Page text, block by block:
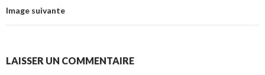
Image suivante
LAISSER UN COMMENTAIRE